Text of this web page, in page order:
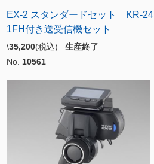
EX-2 スタンダードセット KR-24
1FH付き送受信機セット
\35,200(税込) 生産終了
No. 10561